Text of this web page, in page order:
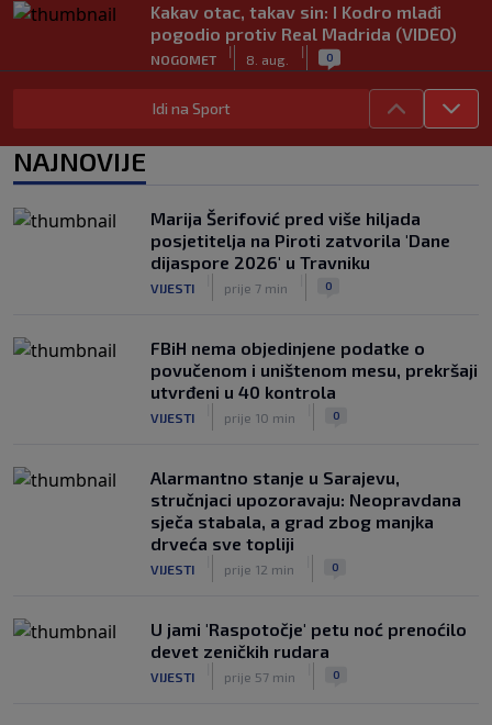
Kakav otac, takav sin: I Kodro mlađi
pogodio protiv Real Madrida (VIDEO)
NOGOMET
|
8. aug.
| 0
Sudija dosjetljivim komentarom
nasmijao publiku nakon žalbe tenisera
nasrnuo na gostujuće fudbalere
(VIDEO)
NOGOMET
|
8. aug.
| 0
Idi na Sport
NAJNOVIJE
Marija Šerifović pred više hiljada
posjetitelja na Piroti zatvorila 'Dane
dijaspore 2026' u Travniku
VIJESTI prije 7 min 0
FBiH nema objedinjene podatke o
povučenom i uništenom mesu, prekršaji
utvrđeni u 40 kontrola
VIJESTI prije 10 min 0
Alarmantno stanje u Sarajevu,
stručnjaci upozoravaju: Neopravdana
sječa stabala, a grad zbog manjka
drveća sve topliji
VIJESTI prije 12 min 0
U jami 'Raspotočje' petu noć prenoćilo
devet zeničkih rudara
VIJESTI prije 57 min 0